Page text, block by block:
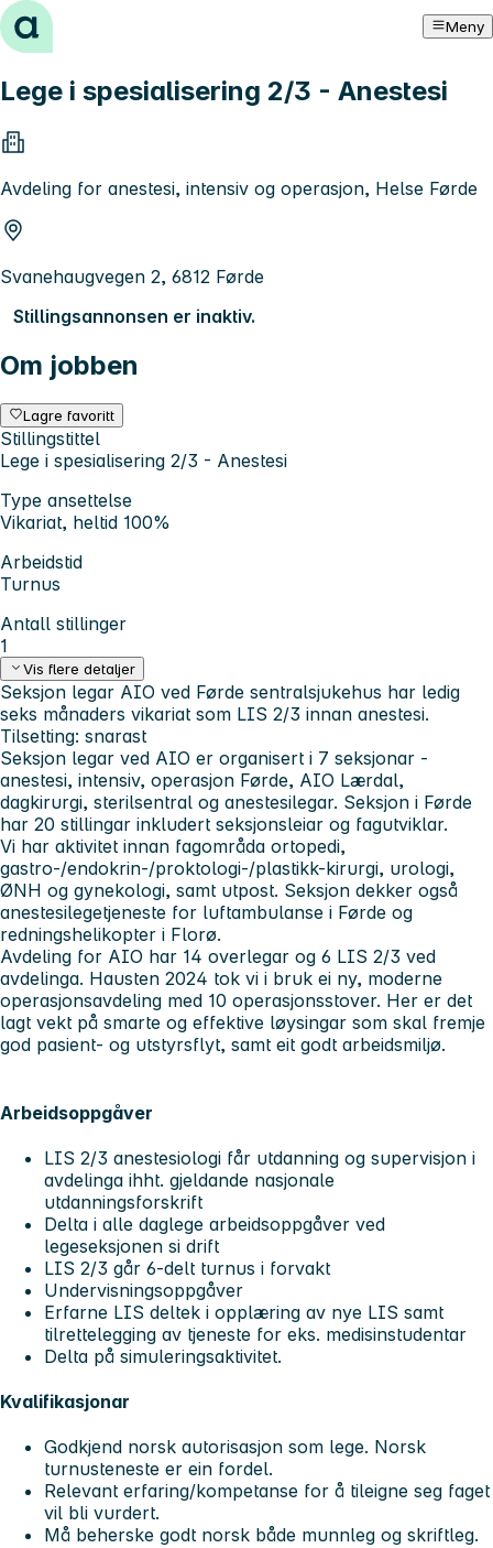
Hopp til innhold Meny
Lege i spesialisering 2/3 - Anestesi
Avdeling for anestesi, intensiv og operasjon, Helse Førde
Svanehaugvegen 2, 6812 Førde
Stillingsannonsen er inaktiv.
Om jobben
Lagre favoritt
Stillingstittel
Lege i spesialisering 2/3 - Anestesi
Type ansettelse
Vikariat, heltid 100%
Arbeidstid
Turnus
Antall stillinger
1
Vis flere detaljer
Seksjon legar AIO ved Førde sentralsjukehus har ledig
seks månaders vikariat som LIS 2/3 innan anestesi.
Tilsetting: snarast
Seksjon legar ved AIO er organisert i 7 seksjonar -
anestesi, intensiv, operasjon Førde, AIO Lærdal,
dagkirurgi, sterilsentral og anestesilegar. Seksjon i Førde
har 20 stillingar inkludert seksjonsleiar og fagutviklar.
Vi har aktivitet innan fagområda ortopedi,
gastro-/endokrin-/proktologi-/plastikk-kirurgi, urologi,
ØNH og gynekologi, samt utpost. Seksjon dekker også
anestesilegetjeneste for luftambulanse i Førde og
redningshelikopter i Florø.
Avdeling for AIO har 14 overlegar og 6 LIS 2/3 ved
avdelinga. Hausten 2024 tok vi i bruk ei ny, moderne
operasjonsavdeling med 10 operasjonsstover. Her er det
lagt vekt på smarte og effektive løysingar som skal fremje
god pasient- og utstyrsflyt, samt eit godt arbeidsmiljø.
Arbeidsoppgåver
LIS 2/3 anestesiologi får utdanning og supervisjon i
avdelinga ihht. gjeldande nasjonale
utdanningsforskrift
Delta i alle daglege arbeidsoppgåver ved
legeseksjonen si drift
LIS 2/3 går 6-delt turnus i forvakt
Undervisningsoppgåver
Erfarne LIS deltek i opplæring av nye LIS samt
tilrettelegging av tjeneste for eks. medisinstudentar
Delta på simuleringsaktivitet.
Kvalifikasjonar
Godkjend norsk autorisasjon som lege. Norsk
turnusteneste er ein fordel.
Relevant erfaring/kompetanse for å tileigne seg faget
vil bli vurdert.
Må beherske godt norsk både munnleg og skriftleg.